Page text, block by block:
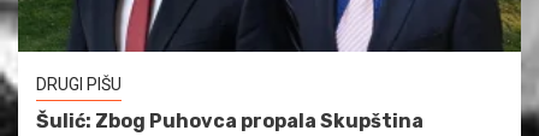
DRUGI PIŠU
Šulić: Zbog Puhovca propala Skupština